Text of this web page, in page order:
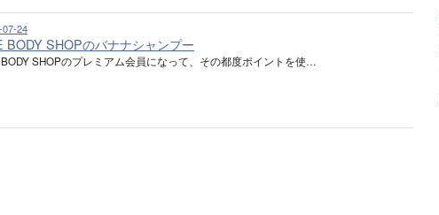
07-24
BODY SHOPのバナナシャンプー
SHOPのプレミアム会員になって、その都度ポイントを使…